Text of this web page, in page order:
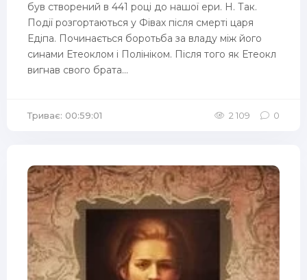
був створений в 441 році до нашої ери. Н. Так.
Події розгортаються у Фівах після смерті царя
Едіпа. Починається боротьба за владу між його
синами Етеоклом і Полініком. Після того як Етеокл
вигнав свого брата...
Триває: 00:59:01 2 109 0